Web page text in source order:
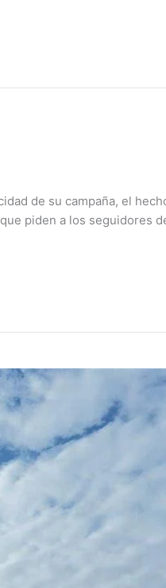
de su campaña, el
piden a los seguidores